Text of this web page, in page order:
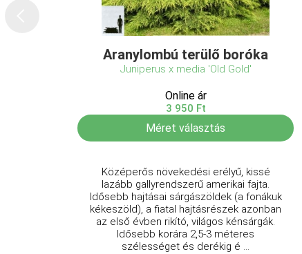
Aranylombú terülő boróka
Juniperus x media 'Old Gold'
Online ár
3 950 Ft
Méret választás
Középerős növekedési erélyű, kissé
lazább gallyrendszerű amerikai fajta.
Idősebb hajtásai sárgászöldek (a fonákuk
kékeszöld), a fiatal hajtásrészek azonban
az első évben rikító, világos kénsárgák.
Idősebb korára 2,5-3 méteres
szélességet és derékig é ...